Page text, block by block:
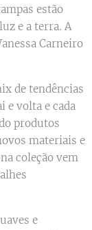
estão
e a terra. A
Carneiro
de tendências
e volta e cada
produtos
materiais e
coleção vem
e